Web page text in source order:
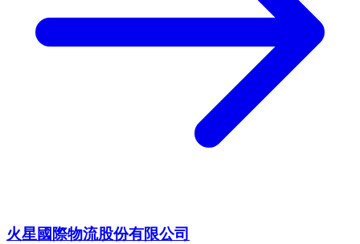
火星國際物流股份有限公司